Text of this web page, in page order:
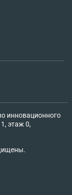
инновационного
этаж 0,